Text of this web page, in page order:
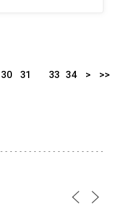
30
31
33 34 > >>